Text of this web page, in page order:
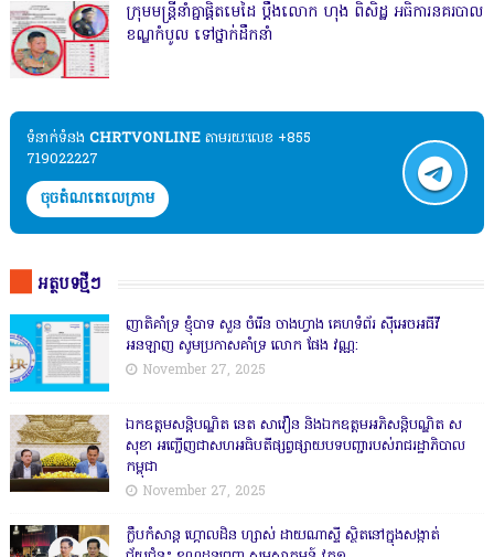
ក្រុមមន្ត្រីនាំគ្នាផ្ដិតមេដៃ ប្ដឹងលោក ហុង ពិសិដ្ឋ អធិការនគរបាល
ខណ្ឌកំបូល ទៅថ្នាក់ដឹកនាំ
ទំនាក់ទំនង​​ CHRTVONLINE តាមរយៈលេខ +855
719022227
ចុចតំណតេលេក្រាម
អត្ថបទថ្មីៗ
ញាតិគាំទ្រ ខ្ញុំបាទ សួន ចំរើន ចាងហ្វាង គេហទំព័រ ស៊ីអេចអធីវី
អនឡាញ សូមប្រកាសគាំទ្រ លោក ផែង វណ្ណ:
November 27, 2025
ឯកឧត្តមសន្តិបណ្ឌិត នេត សាវឿន និងឯកឧត្តមអភិសន្តិបណ្ឌិត ស
សុខា អញ្ជើញជាសហអធិបតីផ្សព្វផ្សាយបទបញ្ជារបស់រាជរដ្ឋាភិបាល
កម្ពុជា
November 27, 2025
ក្លឹបកំសាន្ត ហ្គោលដិន ហ្សាស់ ដាយណាស្ទី ស្ថិតនៅក្នុងសង្កាត់